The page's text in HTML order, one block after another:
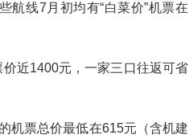
航线7月初均有“白菜价”机票在
近1400元，一家三口往返可省
机票总价最低在615元（含机建